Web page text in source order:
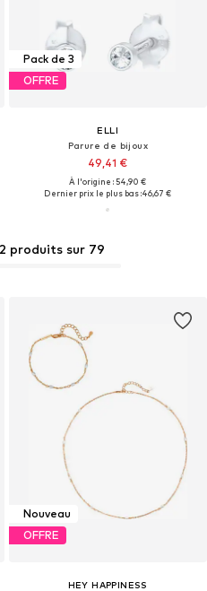
Pack de 3
OFFRE
ELLI
Parure de bijoux
49,41 €
À l'origine : 54,90 €
Dernier prix le plus bas :46,67 €
produits sur 79
Nouveau
OFFRE
HEY HAPPINESS